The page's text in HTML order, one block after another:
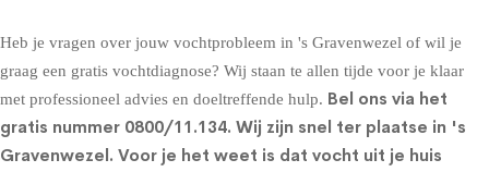
Heb je vragen over jouw vochtprobleem in 's Gravenwezel of wil je
graag een gratis vochtdiagnose? Wij staan te allen tijde voor je klaar
met professioneel advies en doeltreffende hulp. Bel ons via het
gratis nummer 0800/11.134. Wij zijn snel ter plaatse in 's
Gravenwezel. Voor je het weet is dat vocht uit je huis